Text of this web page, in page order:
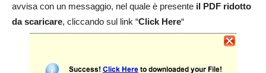
avvisa con un messaggio, nel quale è presente il PDF ridotto
da scaricare, cliccando sul link “Click Here“